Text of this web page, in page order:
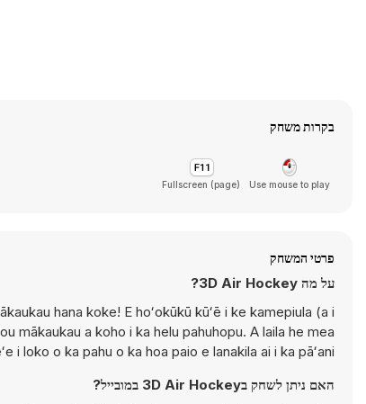
בקרות משחק
Use mouse to play
Fullscreen (page)
פרטי המשחק
על מה 3D Air Hockey?
hana koke! E hoʻokūkū kūʻē i ke kamepiula (a i
mākaukau a koho i ka helu pahuhopu. A laila he mea
i loko o ka pahu o ka hoa paio e lanakila ai i ka pāʻani!
האם ניתן לשחק ב3D Air Hockey במובייל?